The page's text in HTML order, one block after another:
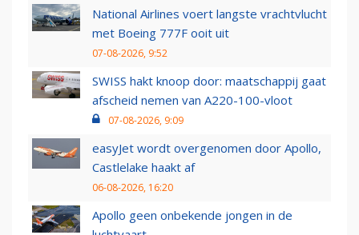
National Airlines voert langste vrachtvlucht
met Boeing 777F ooit uit
07-08-2026, 9:52
SWISS hakt knoop door: maatschappij gaat
afscheid nemen van A220-100-vloot
07-08-2026, 9:09
easyJet wordt overgenomen door Apollo,
Castlelake haakt af
06-08-2026, 16:20
Apollo geen onbekende jongen in de